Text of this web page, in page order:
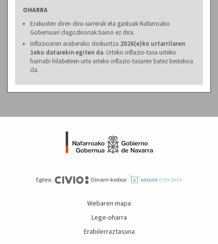
OHARRA
Erakusten diren diru-sarrerak eta gastuak Nafarroako
Gobernuari dagozkionak baino ez dira.
Inflazioaren araberako doikuntza 2026(e)ko urtarrilaren
1eko datarekin egiten da. Urteko inflazio-tasa urteko
hamabi hilabeteen urte arteko inflazio-tasaren batez bestekoa
da.
Egilea: Oinarri-kodea:
Webaren mapa
Lege-oharra
Erabilerraztasuna